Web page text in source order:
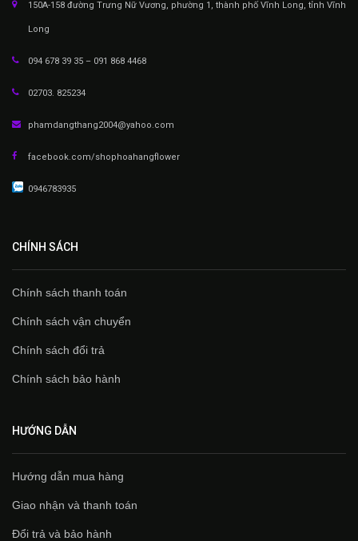
150A-158 đường Trưng Nữ Vương, phường 1, thành phố Vĩnh Long, tỉnh Vĩnh
Long
094 678 39 35 – 091 868 4468
02703. 825234
phamdangthang2004@yahoo.com
facebook.com/shophoahangflower
0946783935
CHÍNH SÁCH
Chính sách thanh toán
Chính sách vận chuyển
Chính sách đổi trả
Chính sách bảo hành
HƯỚNG DẪN
Hướng dẫn mua hàng
Giao nhận và thanh toán
Đổi trả và bảo hành